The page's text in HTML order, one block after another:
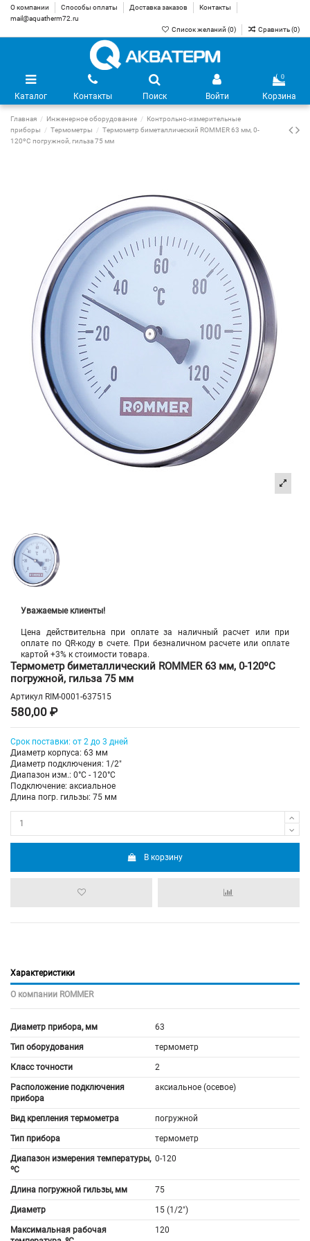
О компании Способы оплаты Доставка заказов
Контакты
mail@aquatherm72.ru
Список желаний (0) Сравнить (0)
Каталог Контакты Поиск Войти
0
Корзина
Главная Инженерное оборудование
Контрольно-измерительные
приборы
Термометры
Термометр биметаллический ROMMER 63 мм, 0-
120ºС погружной, гильза 75 мм
Уважаемые клиенты!
Цена действительна при оплате за наличный расчет или при
оплате по QR-коду в счете. При безналичном расчете или оплате
картой +3% к стоимости товара.
Термометр биметаллический ROMMER 63 мм, 0-120ºС
погружной, гильза 75 мм
Артикул RIM-0001-637515
580,00 ₽
Срок поставки: от 2 до 3 дней
Диаметр корпуса: 63 мм
Диаметр подключения: 1/2"
Диапазон изм.: 0°C - 120°C
Подключение: аксиальное
Длина погр. гильзы: 75 мм
В корзину
Характеристики
О компании ROMMER
Диаметр прибора, мм 63
Тип оборудования термометр
Класс точности 2
Расположение подключения
прибора
аксиальное (осевое)
Вид крепления термометра погружной
Тип прибора термометр
Диапазон измерения температуры,
ºС
0-120
Длина погружной гильзы, мм 75
Диаметр 15 (1/2")
Максимальная рабочая
120